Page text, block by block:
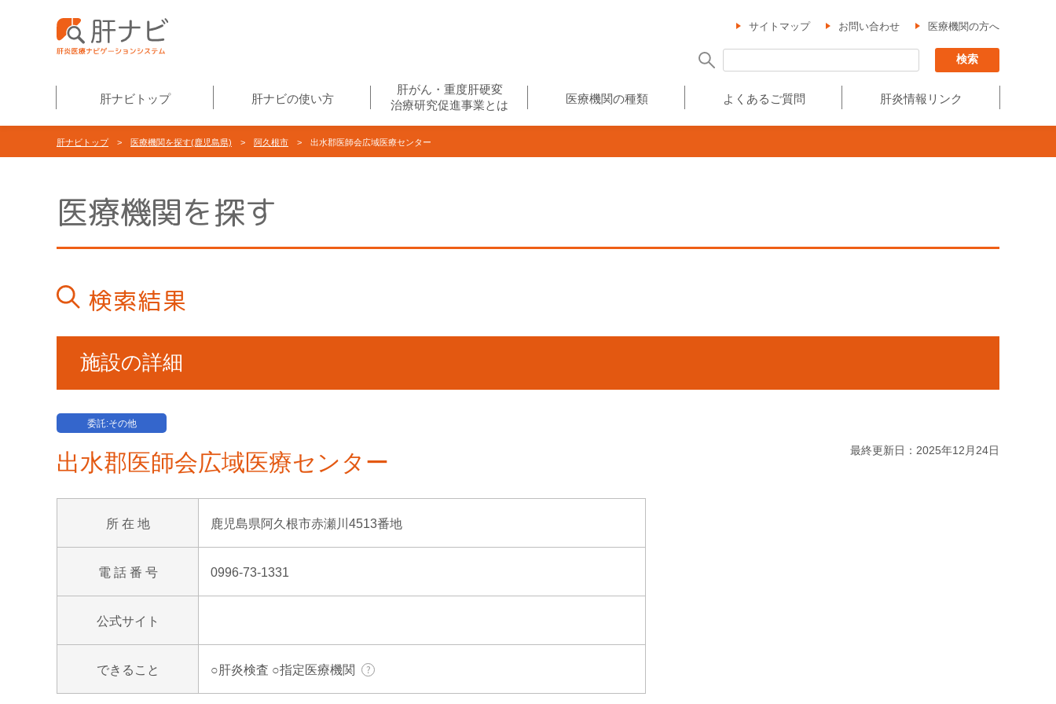
サイトマップ お問い合わせ 医療機関の方へ
肝ナビトップ 肝ナビの使い方
肝がん・重度肝硬変
治療研究促進事業とは
医療機関の種類 よくあるご質問 肝炎情報リンク
肝ナビトップ> 医療機関を探す(鹿児島県) > 阿久根市 > 出水郡医師会広域医療センター
医療機関を探す
検索結果
施設の詳細
委託:その他
出水郡医師会広域医療センター
所 在 地 鹿児島県阿久根市赤瀬川4513番地
電 話 番 号 0996-73-1331
公式サイト
できること ○肝炎検査 ○指定医療機関
最終更新日：2025年12月24日